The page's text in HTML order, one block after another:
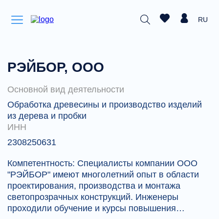
RU
РЭЙБОР, ООО
Основной вид деятельности
Обработка древесины и производство изделий
из дерева и пробки
ИНН
2308250631
Компетентность: Специалисты компании ООО
"РЭЙБОР" имеют многолетний опыт в области
проектирования, производства и монтажа
светопрозрачных конструкций. Инженеры
проходили обучение и курсы повышения